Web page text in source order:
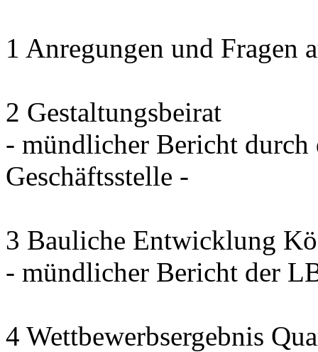
1 Anregungen und Fragen
2 Gestaltungsbeirat
- mündlicher Bericht durch
Geschäftsstelle -
3 Bauliche Entwicklung
- mündlicher Bericht der
4 Wettbewerbsergebnis